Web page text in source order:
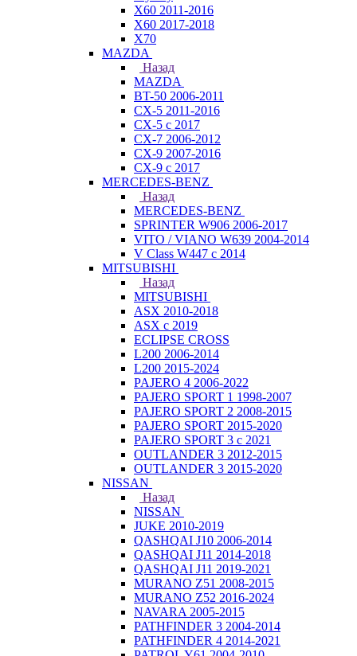
X60 2011-2016
X60 2017-2018
X70
MAZDA
Назад
MAZDA
BT-50 2006-2011
CX-5 2011-2016
CX-5 с 2017
CX-7 2006-2012
CX-9 2007-2016
CX-9 с 2017
MERCEDES-BENZ
Назад
MERCEDES-BENZ
SPRINTER W906 2006-2017
VITO / VIANO W639 2004-2014
V Class W447 с 2014
MITSUBISHI
Назад
MITSUBISHI
ASX 2010-2018
ASX с 2019
ECLIPSE CROSS
L200 2006-2014
L200 2015-2024
PAJERO 4 2006-2022
PAJERO SPORT 1 1998-2007
PAJERO SPORT 2 2008-2015
PAJERO SPORT 2015-2020
PAJERO SPORT 3 с 2021
OUTLANDER 3 2012-2015
OUTLANDER 3 2015-2020
NISSAN
Назад
NISSAN
JUKE 2010-2019
QASHQAI J10 2006-2014
QASHQAI J11 2014-2018
QASHQAI J11 2019-2021
MURANO Z51 2008-2015
MURANO Z52 2016-2024
NAVARA 2005-2015
PATHFINDER 3 2004-2014
PATHFINDER 4 2014-2021